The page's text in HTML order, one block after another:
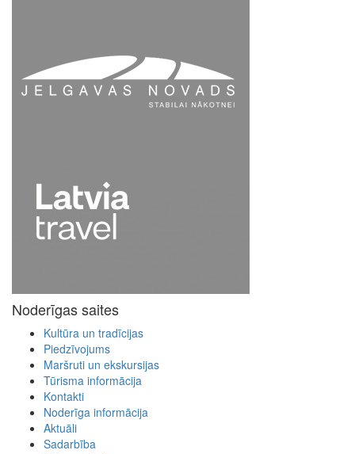
Noderīgas saites
Kultūra un tradīcijas
Piedzīvojums
Maršruti un ekskursijas
Tūrisma informācija
Kontakti
Noderīga informācija
Aktuāli
Sadarbība